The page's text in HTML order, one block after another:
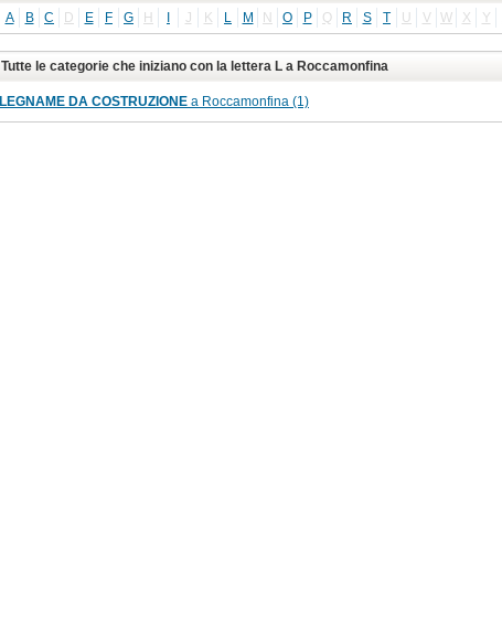
A
B C D E F G H J K L M N O P Q R S T U V W X Y
Tutte le categorie che iniziano con la lettera L a Roccamonfina
LEGNAME DA COSTRUZIONE a Roccamonfina (1)